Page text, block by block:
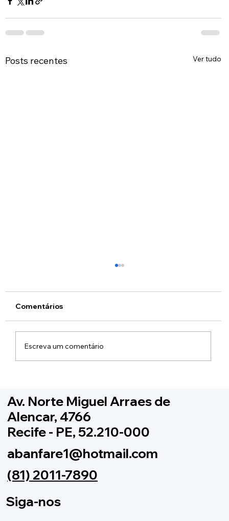
Posts recentes Ver tudo
do Participante da ABANFARE
Comentários
Escreva um comentário
Av. Norte Miguel Arraes de
Alencar, 4766
Recife - PE, 52.210-000
abanfare1@hotmail.com
(81) 2011-7890
Siga-nos